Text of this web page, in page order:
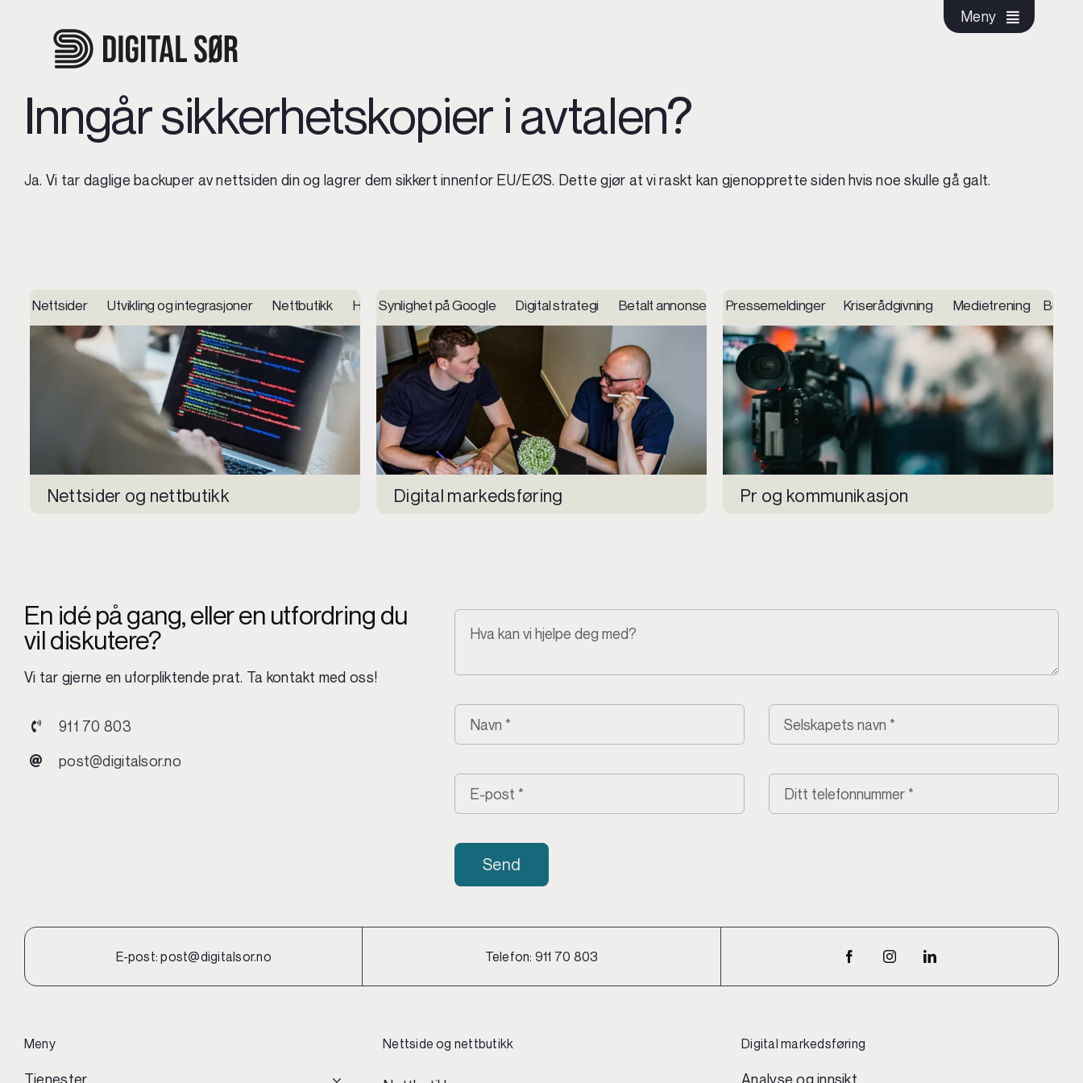
Meny
Inngår sikkerhetskopier i avtalen?
Ja. Vi tar daglige backuper av nettsiden din og lagrer dem sikkert innenfor EU/EØS. Dette gjør at vi raskt kan gjenopprette siden hvis noe skulle gå galt.
Nettsider Utvikling og integrasjoner Nettbutikk Hosting og support UX, prototyping, brukertesting Nettsider Utvikling og integrasjoner Nettbutikk Hosting og
Nettsider og nettbutikk
Synlighet på Google Digital strategi Betalt annonsering i sosiale medier Innhold og sosiale medier Konsept og
Digital markedsføring
Pressemeldinger Kriserådgivning Medietrening
Pr og kommunikasjon
En idé på gang, eller en utfordring du
vil diskutere?
Vi tar gjerne en uforpliktende prat. Ta kontakt med oss!
911 70 803
post@digitalsor.no
Send
E-post:post@digitalsor.no Telefon: 911 70 803
Meny
Tjenester
Nettside og nettbutikk Digital markedsføring
Analyse og innsikt